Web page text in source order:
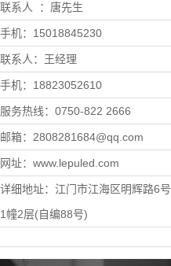
联系人 ：唐先生
手机：15018845230
联系人：王经理
手机：18823052610
服务热线：0750-822 2666
邮箱：2808281684@qq.com
网址：www.lepuled.com
详细地址：江门市江海区明辉路6号
1幢2层(自编88号)